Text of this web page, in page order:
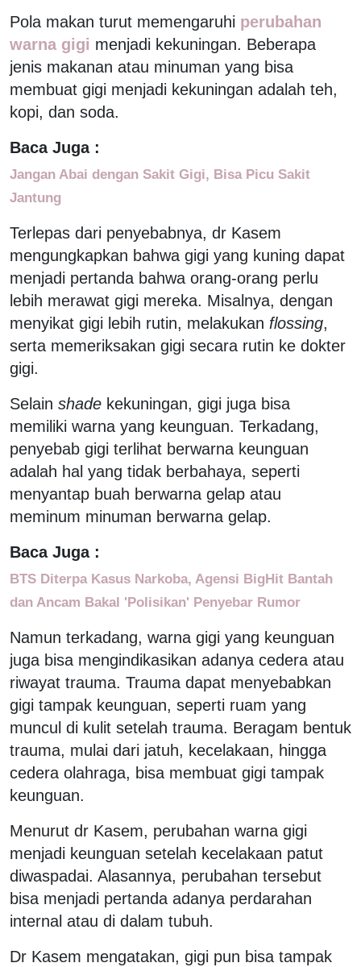
Pola makan turut memengaruhi perubahan
warna gigi menjadi kekuningan. Beberapa
jenis makanan atau minuman yang bisa
membuat gigi menjadi kekuningan adalah teh,
kopi, dan soda.
Baca Juga :
Jangan Abai dengan Sakit Gigi, Bisa Picu Sakit
Jantung
Terlepas dari penyebabnya, dr Kasem
mengungkapkan bahwa gigi yang kuning dapat
menjadi pertanda bahwa orang-orang perlu
lebih merawat gigi mereka. Misalnya, dengan
menyikat gigi lebih rutin, melakukan flossing,
serta memeriksakan gigi secara rutin ke dokter
gigi.
Selain shade kekuningan, gigi juga bisa
memiliki warna yang keunguan. Terkadang,
penyebab gigi terlihat berwarna keunguan
adalah hal yang tidak berbahaya, seperti
menyantap buah berwarna gelap atau
meminum minuman berwarna gelap.
Baca Juga :
BTS Diterpa Kasus Narkoba, Agensi BigHit Bantah
dan Ancam Bakal 'Polisikan' Penyebar Rumor
Namun terkadang, warna gigi yang keunguan
juga bisa mengindikasikan adanya cedera atau
riwayat trauma. Trauma dapat menyebabkan
gigi tampak keunguan, seperti ruam yang
muncul di kulit setelah trauma. Beragam bentuk
trauma, mulai dari jatuh, kecelakaan, hingga
cedera olahraga, bisa membuat gigi tampak
keunguan.
Menurut dr Kasem, perubahan warna gigi
menjadi keunguan setelah kecelakaan patut
diwaspadai. Alasannya, perubahan tersebut
bisa menjadi pertanda adanya perdarahan
internal atau di dalam tubuh.
Dr Kasem mengatakan, gigi pun bisa tampak